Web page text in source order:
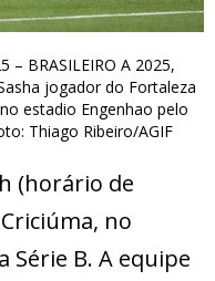
– BRASILEIRO A 2025,
jogador do Fortaleza
estadio Engenhao pelo
Thiago Ribeiro/AGIF
(horário de
no
Série B. A equipe